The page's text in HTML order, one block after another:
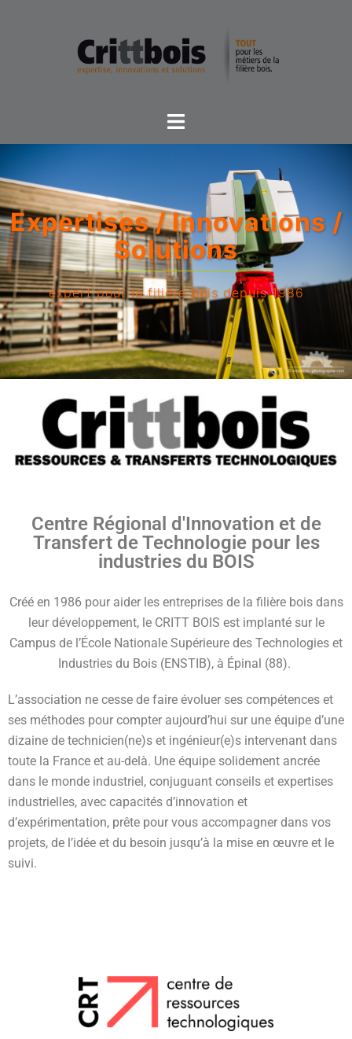
Expertises / Innovations /
Solutions
expert pour la filière bois depuis 1986
Centre Régional d'Innovation et de
Transfert de Technologie pour les
industries du BOIS
Créé en 1986 pour aider les entreprises de la filière bois dans
leur développement, le CRITT BOIS est implanté sur le
Campus de l’École Nationale Supérieure des Technologies et
Industries du Bois (ENSTIB), à Épinal (88).
L’association ne cesse de faire évoluer ses compétences et
ses méthodes pour compter aujourd’hui sur une équipe d’une
dizaine de technicien(ne)s et ingénieur(e)s intervenant dans
toute la France et au-delà. Une équipe solidement ancrée
dans le monde industriel, conjuguant conseils et expertises
industrielles, avec capacités d’innovation et
d’expérimentation, prête pour vous accompagner dans vos
projets, de l’idée et du besoin jusqu’à la mise en œuvre et le
suivi.